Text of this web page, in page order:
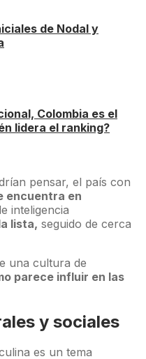
de Nodal y
Colombia es el
lidera el ranking?
pensar, el país con
encuentra en
inteligencia
lista, seguido de cerca
una cultura de
parece influir en las
y sociales
es un tema